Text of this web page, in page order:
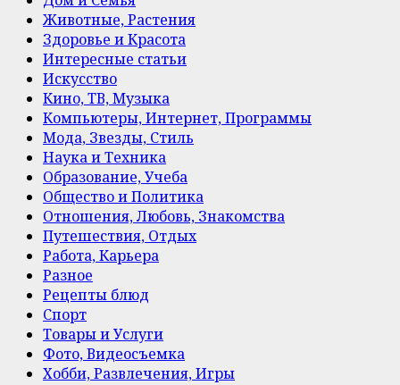
Животные, Растения
Здоровье и Красота
Интересные статьи
Искусство
Кино, ТВ, Музыка
Компьютеры, Интернет, Программы
Мода, Звезды, Стиль
Наука и Техника
Образование, Учеба
Общество и Политика
Отношения, Любовь, Знакомства
Путешествия, Отдых
Работа, Карьера
Разное
Рецепты блюд
Спорт
Товары и Услуги
Фото, Видеосъемка
Хобби, Развлечения, Игры